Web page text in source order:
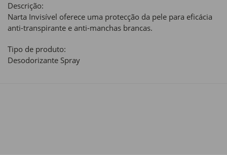
Descrição:
Narta Invisível oferece uma protecção da pele para eficácia
anti-transpirante e anti-manchas brancas.
Tipo de produto:
Desodorizante Spray